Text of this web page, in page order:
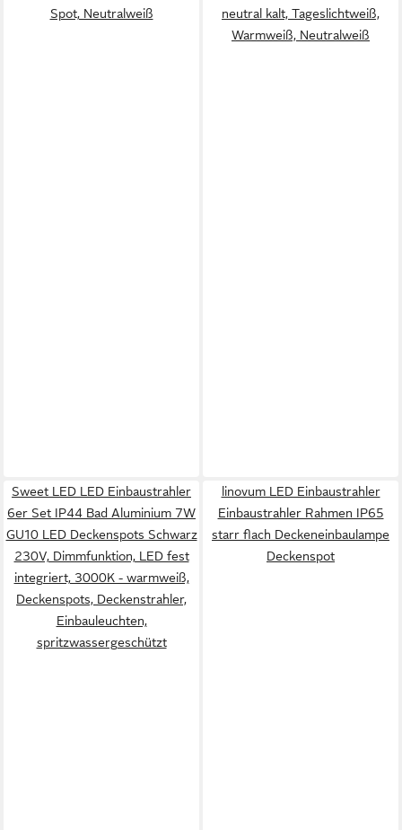
Spot, Neutralweiß
neutral kalt, Tageslichtweiß,
Warmweiß, Neutralweiß
Sweet LED LED Einbaustrahler
6er Set IP44 Bad Aluminium 7W
GU10 LED Deckenspots Schwarz
230V, Dimmfunktion, LED fest
integriert, 3000K - warmweiß,
Deckenspots, Deckenstrahler,
Einbauleuchten,
spritzwassergeschützt
linovum LED Einbaustrahler
Einbaustrahler Rahmen IP65
starr flach Deckeneinbaulampe
Deckenspot